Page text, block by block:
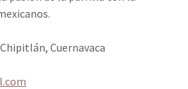
Cuernavaca